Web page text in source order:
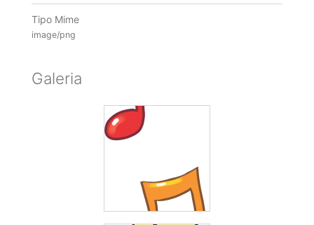
Tipo Mime
image/png
Galeria